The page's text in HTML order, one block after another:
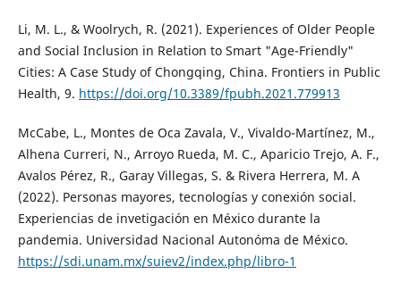
Li, M. L., & Woolrych, R. (2021). Experiences of Older People
and Social Inclusion in Relation to Smart "Age-Friendly"
Cities: A Case Study of Chongqing, China. Frontiers in Public
Health, 9. https://doi.org/10.3389/fpubh.2021.779913
McCabe, L., Montes de Oca Zavala, V., Vivaldo-Martínez, M.,
Alhena Curreri, N., Arroyo Rueda, M. C., Aparicio Trejo, A. F.,
Avalos Pérez, R., Garay Villegas, S. & Rivera Herrera, M. A
(2022). Personas mayores, tecnologías y conexión social.
Experiencias de invetigación en México durante la
pandemia. Universidad Nacional Autonóma de México.
https://sdi.unam.mx/suiev2/index.php/libro-1